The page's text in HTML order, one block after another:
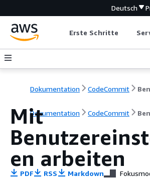
Deutsch
Erste Schritte
Dokumentation CodeCommit
Dokumentation CodeCommit
Mit
en arbeiten
PDF RSS Markdown